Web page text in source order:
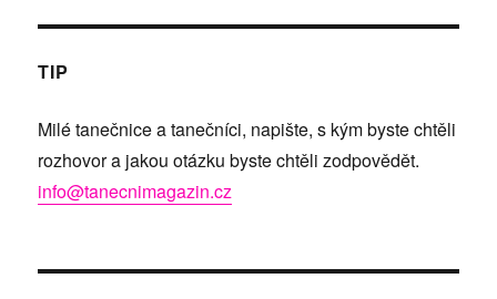
TIP
Milé tanečnice a tanečníci, napište, s kým byste chtěli
rozhovor a jakou otázku byste chtěli zodpovědět.
info@tanecnimagazin.cz